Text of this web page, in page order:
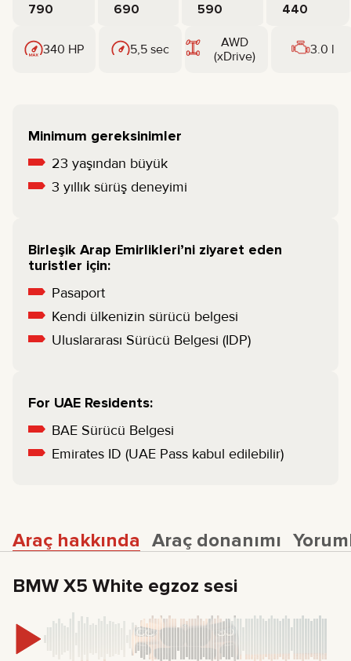
790 690 590 440
340 HP 5,5 sec
AWD
(xDrive)
3.0 l
Minimum gereksinimler
23 yaşından büyük
3 yıllık sürüş deneyimi
Birleşik Arap Emirlikleri’ni ziyaret eden
turistler için:
Pasaport
Kendi ülkenizin sürücü belgesi
Uluslararası Sürücü Belgesi (IDP)
For UAE Residents:
BAE Sürücü Belgesi
Emirates ID (UAE Pass kabul edilebilir)
Araç hakkında Araç donanımı
BMW X5 White egzoz sesi